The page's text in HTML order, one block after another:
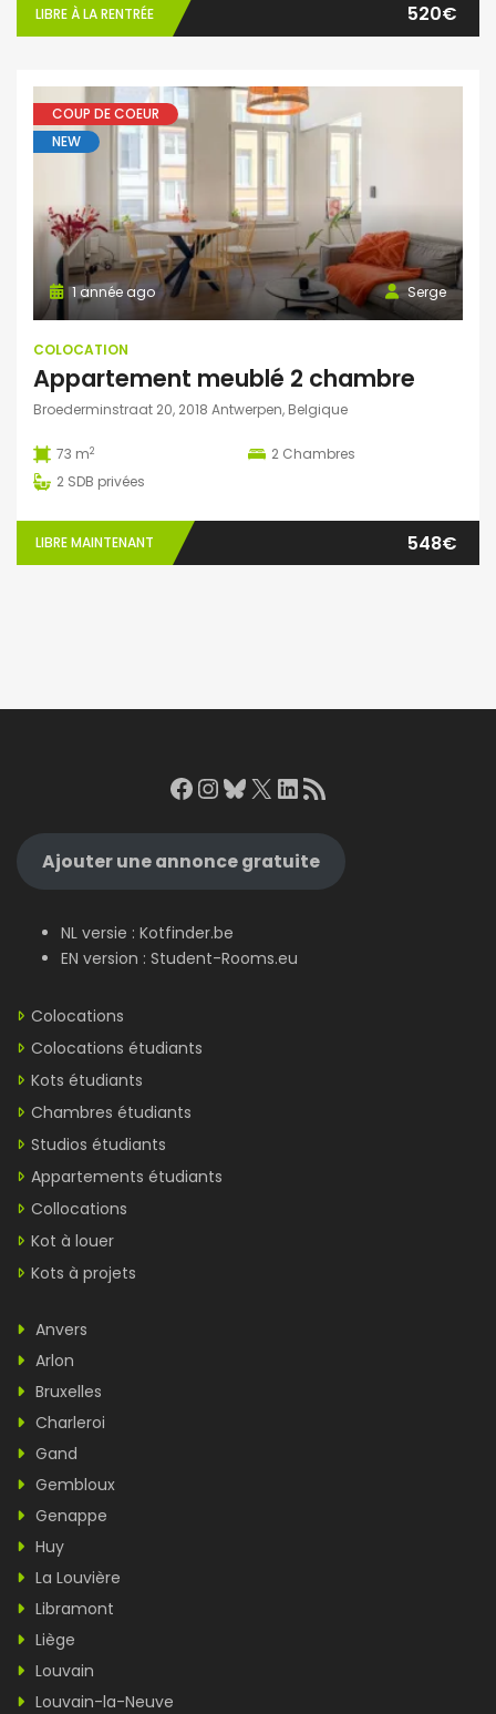
LIBRE À LA RENTRÉE 520€
COUP DE COEUR
NEW
Serge
1 année ago
COLOCATION
Appartement meublé 2 chambre
Broederminstraat 20, 2018 Antwerpen, Belgique
73 m2 2 Chambres
2 SDB privées
LIBRE MAINTENANT 548€
Facebook
Instagram
Bluesky
X LinkedIn
RSS Feed
Ajouter une annonce gratuite
NL versie : Kotfinder.be
EN version : Student-Rooms.eu
Colocations
Colocations étudiants
Kots étudiants
Chambres étudiants
Studios étudiants
Appartements étudiants
Collocations
Kot à louer
Kots à projets
Anvers
Arlon
Bruxelles
Charleroi
Gand
Gembloux
Genappe
Huy
La Louvière
Libramont
Liège
Louvain
Louvain-la-Neuve